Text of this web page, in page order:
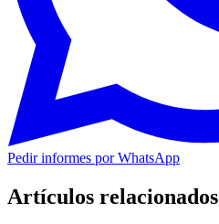
Pedir informes por WhatsApp
Artículos relacionados